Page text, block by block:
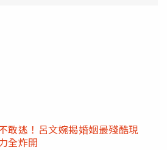
敢逃！呂文婉揭婚姻最殘酷現
全炸開